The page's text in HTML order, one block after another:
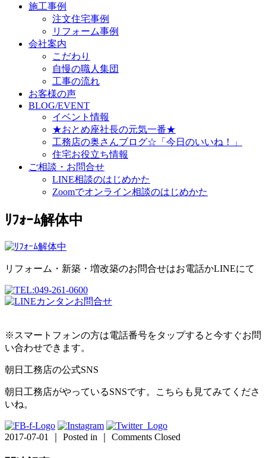
施工事例
注文住宅事例
リフォーム事例
会社案内
こだわり
自慢の職人集団
工事の流れ
お客様の声
BLOG/EVENT
イベント情報
★おとめ座社長の元気一番★
工務店の奥さんブログ☆「今日のいいね！」
住宅お役立ち情報
ご相談・お問合せ
LINE相談のはじめかた
Zoomでオンライン相談のはじめかた
ﾘﾌｫｰﾑ解体中
リフォーム・新築・増改築のお問合せはお電話かLINEにて
※スマートフォンの方は電話番号をタップすると今すぐお問
い合わせできます。
朝日工務店の公式SNS
朝日工務店がやっているSNSです。こちらも見てみてくださ
いね。
2017-07-01 ｜ Posted in ｜ Comments Closed